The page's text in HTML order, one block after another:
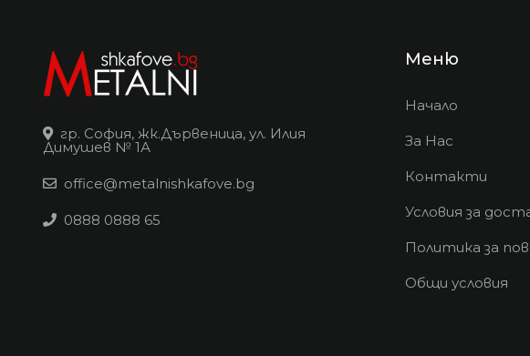
гр. София, жк.Дървеница, ул. Илия
Димушев № 1А
office@metalnishkafove.bg
0888 0888 65
Меню
Начало
За Нас
Контакти
Условия за
Политика за
Общи условия